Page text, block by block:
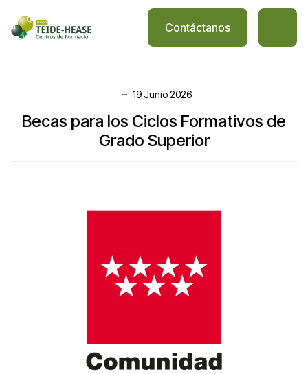
Contáctanos
19 Junio 2026
Becas para los Ciclos Formativos de
Grado Superior